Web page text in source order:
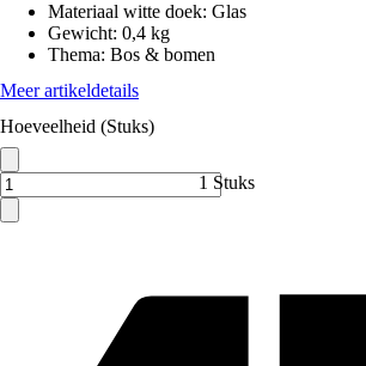
Materiaal witte doek: Glas
Gewicht: 0,4 kg
Thema: Bos & bomen
Meer artikeldetails
Hoeveelheid (Stuks)
1 Stuks